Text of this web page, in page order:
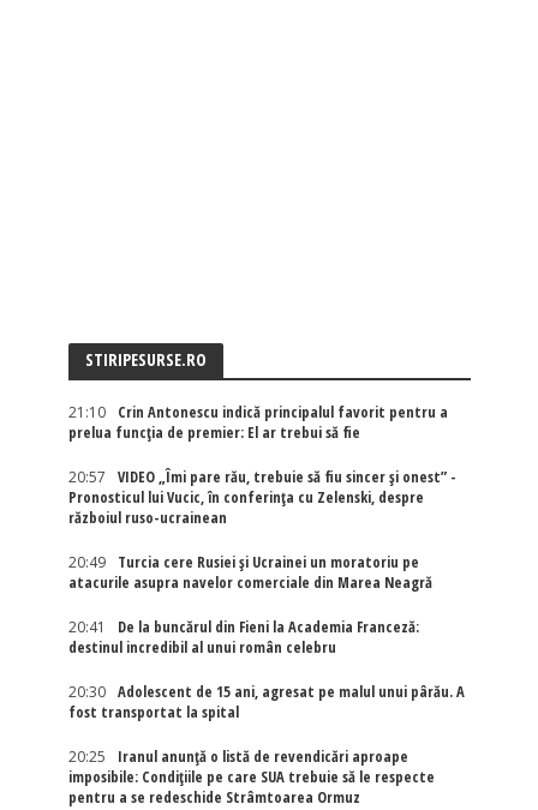
STIRIPESURSE.RO
21:10
Crin Antonescu indică principalul favorit pentru a
prelua funcția de premier: El ar trebui să fie
20:57
VIDEO „Îmi pare rău, trebuie să fiu sincer și onest” -
Pronosticul lui Vucic, în conferința cu Zelenski, despre
războiul ruso-ucrainean
20:49
Turcia cere Rusiei și Ucrainei un moratoriu pe
atacurile asupra navelor comerciale din Marea Neagră
20:41
De la buncărul din Fieni la Academia Franceză:
destinul incredibil al unui român celebru
20:30
Adolescent de 15 ani, agresat pe malul unui pârău. A
fost transportat la spital
20:25
Iranul anunță o listă de revendicări aproape
imposibile: Condițiile pe care SUA trebuie să le respecte
pentru a se redeschide Strâmtoarea Ormuz